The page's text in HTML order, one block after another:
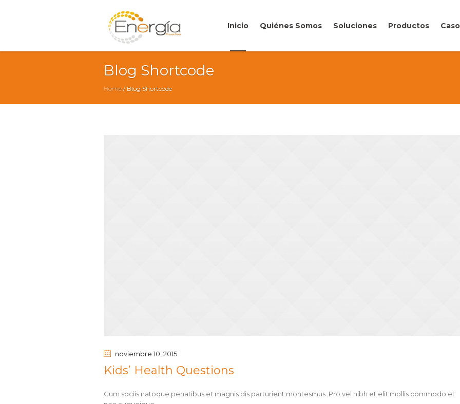
Inicio Quiénes Somos Soluciones Productos
Blog Shortcode
Home / Blog Shortcode
noviembre 10 , 2015
Kids’ Health Questions
Cum sociis natoque penatibus et magnis dis parturient montesmus. Pro vel nibh et elit mollis commodo et